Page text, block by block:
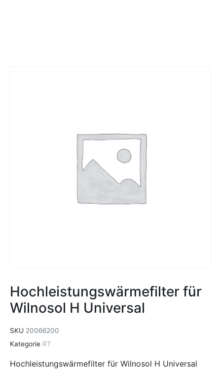
Hochleistungswärmefilter für
Wilnosol H Universal
SKU 20066200
Kategorie RT
Hochleistungswärmefilter für Wilnosol H Universal